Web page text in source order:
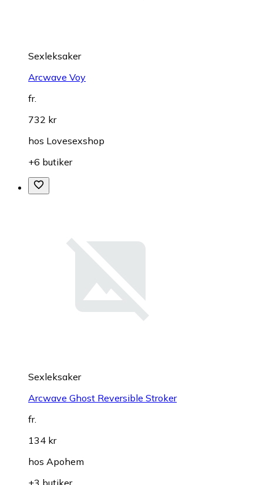
Sexleksaker
Arcwave Voy
fr.
732 kr
hos Lovesexshop
+6 butiker
Sexleksaker
Arcwave Ghost Reversible Stroker
fr.
134 kr
hos Apohem
+3 butiker